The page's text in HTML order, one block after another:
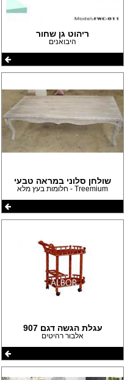
ריהוט גן שחור
היבואנים
שולחן סלוני במראה טבעי
Treemium - חלומות בעץ מלא
עגלת הגשה דגם 907
אלבור רהיטים